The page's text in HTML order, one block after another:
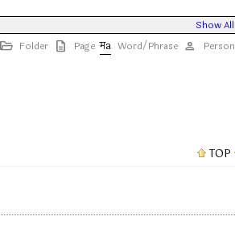
Show All
Folder
Page Word/Phrase Person
TOP